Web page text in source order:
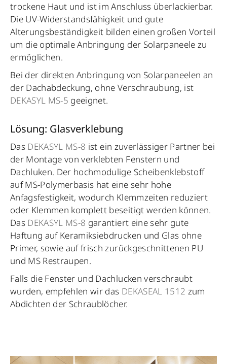
trockene Haut und ist im Anschluss überlackierbar.
Die UV-Widerstandsfähigkeit und gute
Alterungsbeständigkeit bilden einen großen Vorteil
um die optimale Anbringung der Solarpaneele zu
ermöglichen.
Bei der direkten Anbringung von Solarpaneelen an
der Dachabdeckung, ohne Verschraubung, ist
DEKASYL MS-5 geeignet.
Lösung: Glasverklebung
Das DEKASYL MS-8 ist ein zuverlässiger Partner bei
der Montage von verklebten Fenstern und
Dachluken. Der hochmodulige Scheibenklebstoff
auf MS-Polymerbasis hat eine sehr hohe
Anfagsfestigkeit, wodurch Klemmzeiten reduziert
oder Klemmen komplett beseitigt werden können.
Das DEKASYL MS-8 garantiert eine sehr gute
Haftung auf Keramiksiebdrucken und Glas ohne
Primer, sowie auf frisch zurückgeschnittenen PU
und MS Restraupen.
Falls die Fenster und Dachlucken verschraubt
wurden, empfehlen wir das DEKASEAL 1512 zum
Abdichten der Schraublöcher.